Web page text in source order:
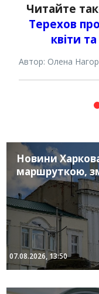
Читайте
Терехов
квіти
Автор: Олена
Новини
маршруткою,
07.08.2026, 13:50